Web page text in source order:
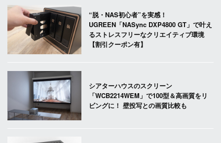
“脱・NAS初心者”を実感！
UGREEN「NASync DXP4800 GT」で叶え
るストレスフリーなクリエイティブ環境
【割引クーポン有】
シアターハウスのスクリーン
「WCB2214WEM」で100型＆高画質をリ
ビングに！ 壁投写との画質比較も